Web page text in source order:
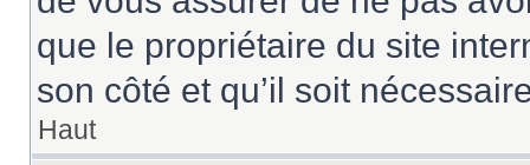
que le propriétaire du site
son côté et qu’il soit
Haut